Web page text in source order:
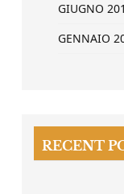
GIUGNO
GENNAIO
RECENT